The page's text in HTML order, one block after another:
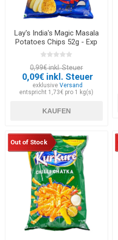
Lay's India's Magic Masala
Potatoes Chips 52g - Exp
30.05.2026
0,99€ inkl. Steuer
0,09€ inkl. Steuer
exklusiveVersand
entspricht 1,73€ pro 1 kg(s)
KAUFEN
Out of Stock